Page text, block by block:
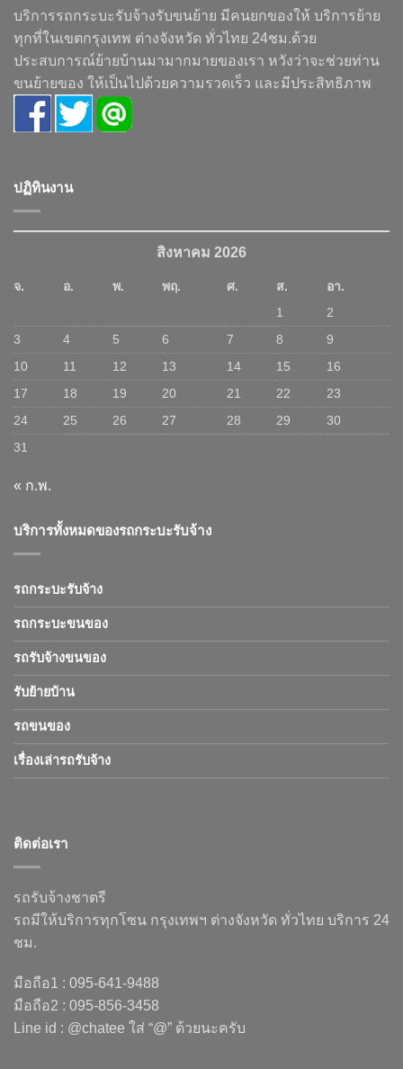
บริการรถกระบะรับจ้างรับขนย้าย มีคนยกของให้ บริการย้าย
ทุกที่ในเขตกรุงเทพ ต่างจังหวัด ทั่วไทย 24ชม.ด้วย
ประสบการณ์ย้ายบ้านมามากมายของเรา หวังว่าจะช่วยท่าน
ขนย้ายของ ให้เป็นไปด้วยความรวดเร็ว และมีประสิทธิภาพ
ปฏิทินงาน
สิงหาคม 2026
จ. อ. พ. พฤ. ศ. ส.
อา.
1
2
3
4 5 6 7 8
9
10
11 12 13 14 15
16
17
18 19 20 21 22
23
24
25 26 27 28 29
30
31
« ก.พ.
บริการทั้งหมดของรถกระบะรับจ้าง
รถกระบะรับจ้าง
รถกระบะขนของ
รถรับจ้างขนของ
รับย้ายบ้าน
รถขนของ
เรื่องเล่ารถรับจ้าง
ติดต่อเรา
รถรับจ้างชาตรี
รถมีให้บริการทุกโซน กรุงเทพฯ ต่างจังหวัด ทั่วไทย บริการ 24
ชม.
มือถือ1 : 095-641-9488
มือถือ2 : 095-856-3458
Line id : @chatee ใส่ “@” ด้วยนะครับ